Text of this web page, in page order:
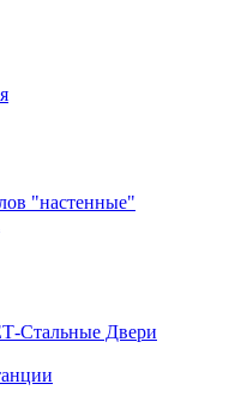
"настенные"
Стальные Двери